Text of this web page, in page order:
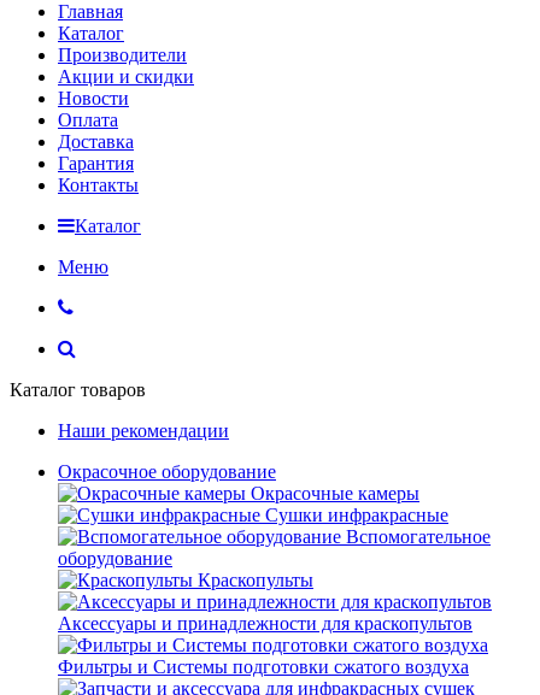
Главная
Каталог
Производители
Акции и скидки
Новости
Оплата
Доставка
Гарантия
Контакты
Каталог
Меню
Каталог товаров
Наши рекомендации
Окрасочное оборудование
Окрасочные камеры
Сушки инфракрасные
Вспомогательное
оборудование
Краскопульты
Аксессуары и принадлежности для краскопультов
Фильтры и Системы подготовки сжатого воздуха